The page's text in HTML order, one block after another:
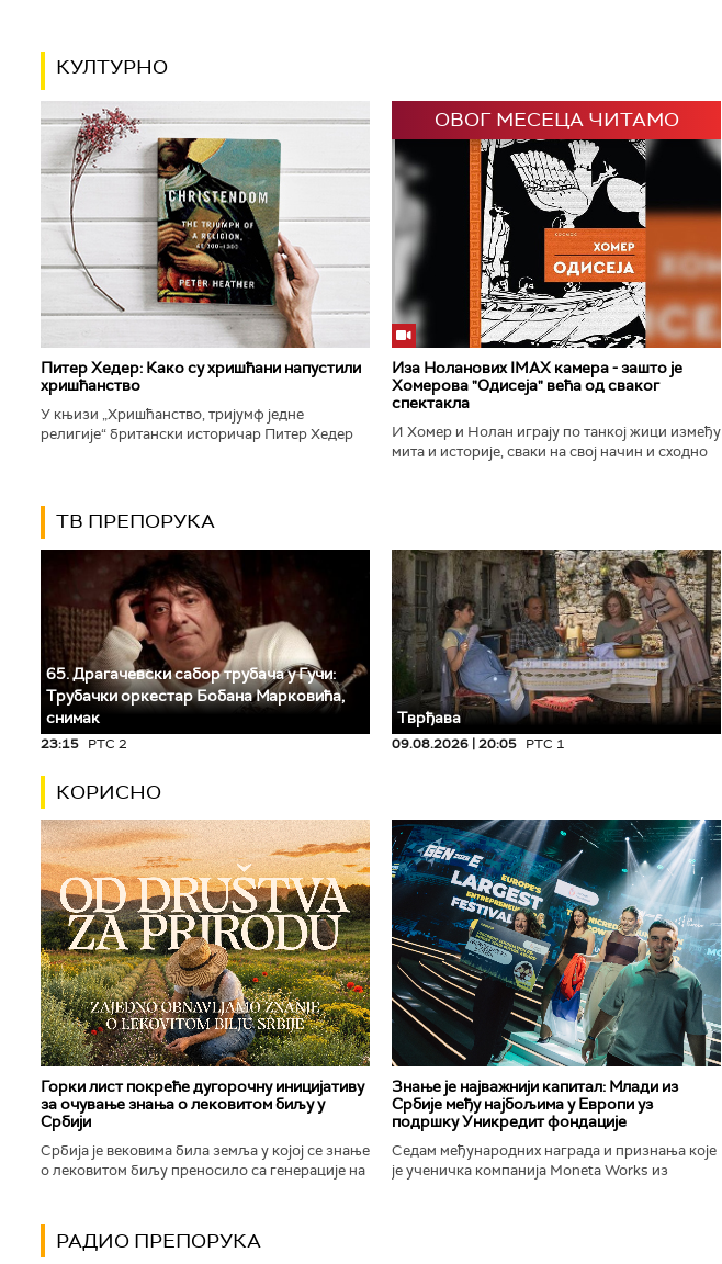
КУЛТУРНО
Питер Хедер: Како су хришћани напустили
хришћанство
У књизи „Хришћанство, тријумф једне
религије“ британски историчар Питер Хедер
ОВОГ МЕСЕЦА ЧИТАМО
Иза Ноланових IMAX камера - зашто је
Хомерова "Одисеја" већа од сваког
спектакла
И Хомер и Нолан играју по танкој жици између
мита и историје, сваки на свој начин и сходно
ТВ ПРЕПОРУКА
65. Драгачевски сабор трубача у Гучи:
Трубачки оркестар Бобана Марковића,
снимак
23:15 РТС 2
Тврђава
09.08.2026 | 20:05 РТС 1
КОРИСНО
Горки лист покреће дугорочну иницијативу
за очување знања о лековитом биљу у
Србији
Србија је вековима била земља у којој се знање
о лековитом биљу преносило са генерације на
Знање је најважнији капитал: Млади из
Србије међу најбољима у Европи уз
подршку Уникредит фондације
Седам међународних награда и признања које
је ученичка компанија Moneta Works из
РАДИО ПРЕПОРУКА